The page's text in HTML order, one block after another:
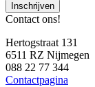
Inschrijven
Contact ons!
Hertogstraat 131
6511 RZ Nijmegen
088 22 77 344
Contactpagina